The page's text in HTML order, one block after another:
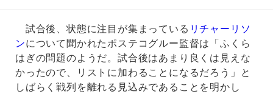
試合後、状態に注目が集まっている リチャーリソ
ンについて聞かれたポステコグルー監督は「ふくら
はぎの問題のようだ。試合後はあまり良くは見えな
かったので、リストに加わることになるだろう」と
しばらく戦列を離れる見込みであることを明かし